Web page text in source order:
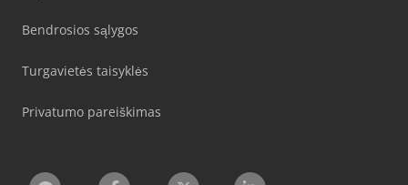
Bendrosios sąlygos
Turgavietės taisyklės
Privatumo pareiškimas